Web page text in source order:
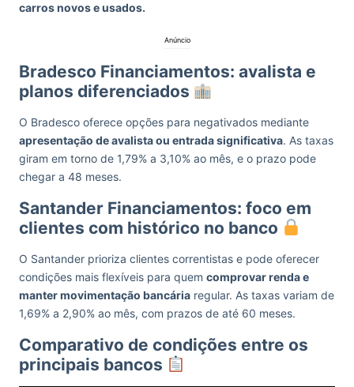
carros novos e usados.
Anúncio
Bradesco Financiamentos: avalista e
planos diferenciados
O Bradesco oferece opções para negativados mediante
apresentação de avalista ou entrada significativa. As taxas
giram em torno de 1,79% a 3,10% ao mês, e o prazo pode
chegar a 48 meses.
Santander Financiamentos: foco em
clientes com histórico no banco
O Santander prioriza clientes correntistas e pode oferecer
condições mais flexíveis para quem comprovar renda e
manter movimentação bancária regular. As taxas variam de
1,69% a 2,90% ao mês, com prazos de até 60 meses.
Comparativo de condições entre os
principais bancos